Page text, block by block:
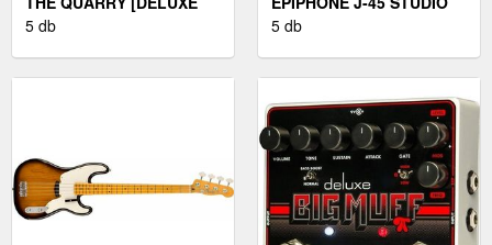
EDITION] (PC)
5 db
VINTAGE SUNBURST
5 db